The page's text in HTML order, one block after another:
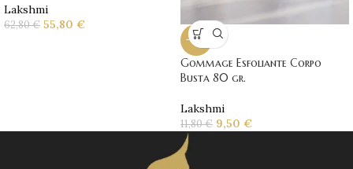
Lakshmi
62,80€ 55,80 €
-19%
Gommage Esfoliante Corpo
Busta 80 gr.
Lakshmi
11,80€ 9,50 €